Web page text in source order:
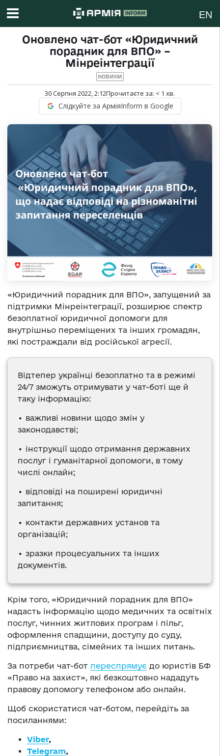
EN
Оновлено чат-бот «Юридичний
порадник для ВПО» –
Мінреінтеграції
НОВИНИ
30 Серпня 2022, 2:12Прочитаєте за: < 1 хв.
Слідкуйте за АрміяInform в Google
«Юридичний порадник для ВПО», запущений за
підтримки Мінреінтеграції, розширює спектр
безоплатної юридичної допомоги для
внутрішньо переміщених та інших громадян,
які постраждали від російської агресії.
Відтепер українці безоплатно та в режимі
24/7 зможуть отримувати у чат-боті ще й
таку інформацію:
• важливі новини щодо змін у
законодавстві;
• інструкції щодо отримання державних
послуг і гуманітарної допомоги, в тому
числі онлайн;
• відповіді на поширені юридичні
запитання;
• контакти державних установ та
організацій;
• зразки процесуальних та інших
документів.
Крім того, «Юридичний порадник для ВПО»
надасть інформацію щодо медичних та освітніх
послуг, чинних житлових програм і пільг,
оформлення спадщини, доступу до суду,
підприємництва, сімейних та інших питань.
За потреби чат-бот переспрямує до юристів БФ
«Право на захист», які безкоштовно нададуть
правову допомогу телефоном або онлайн.
Щоб скористатися чат-ботом, перейдіть за
посиланнями:
Viber,
Telegram,